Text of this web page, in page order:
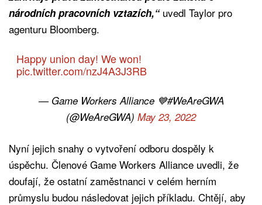
národních pracovních vztazích,“uvedl Taylor pro
agenturu Bloomberg.
Happy union day! We won!
pic.twitter.com/nzJ4A3J3RB
— Game Workers Alliance 💙#WeAreGWA
(@WeAreGWA) May 23, 2022
Nyní jejich snahy o vytvoření odboru dospěly k
úspěchu. Členové Game Workers Alliance uvedli, že
doufají, že ostatní zaměstnanci v celém herním
průmyslu budou následovat jejich příkladu. Chtějí, aby